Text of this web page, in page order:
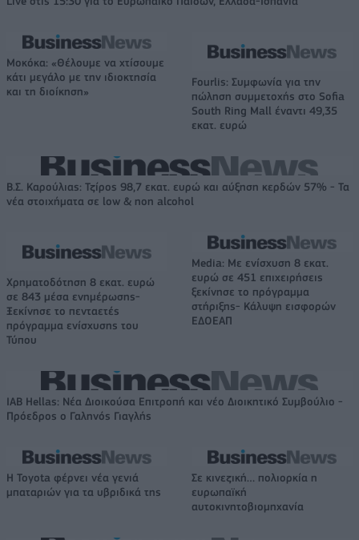
Μοκόκα: «Θέλουμε να χτίσουμε
κάτι μεγάλο με την ιδιοκτησία
και τη διοίκηση»
Fourlis: Συμφωνία για την
πώληση συμμετοχής στο Sofia
South Ring Mall έναντι 49,35
εκατ. ευρώ
Β.Σ. Καρούλιας: Τζίρος 98,7 εκατ. ευρώ και αύξηση κερδών 57% - Τα
νέα στοιχήματα σε low & non alcohol
Χρηματοδότηση 8 εκατ. ευρώ
σε 843 μέσα ενημέρωσης-
Ξεκίνησε το πενταετές
πρόγραμμα ενίσχυσης του
Τύπου
Media: Με ενίσχυση 8 εκατ.
ευρώ σε 451 επιχειρήσεις
ξεκίνησε το πρόγραμμα
στήριξης- Κάλυψη εισφορών
ΕΔΟΕΑΠ
IAB Hellas: Νέα Διοικούσα Επιτροπή και νέο Διοικητικό Συμβούλιο -
Πρόεδρος ο Γαληνός Γιαγλής
Η Toyota φέρνει νέα γενιά
μπαταριών για τα υβριδικά της
Σε κινεζική… πολιορκία η
ευρωπαϊκή
αυτοκινητοβιομηχανία